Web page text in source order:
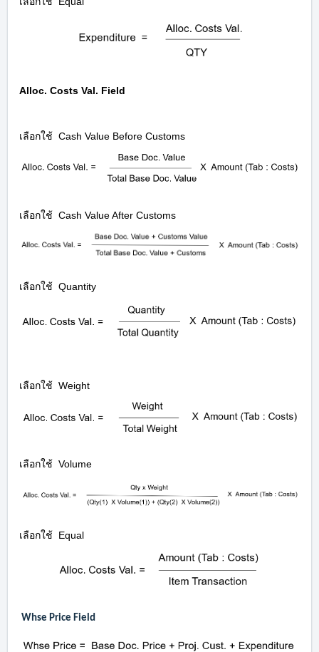
Alloc. Costs Val. Field
เลือกใช้ Cash Value Before Customs
เลือกใช้ Cash Value After Customs
เลือกใช้ Quantity
เลือกใช้ Weight
เลือกใช้ Volume
เลือกใช้ Equal
Whse Price Field